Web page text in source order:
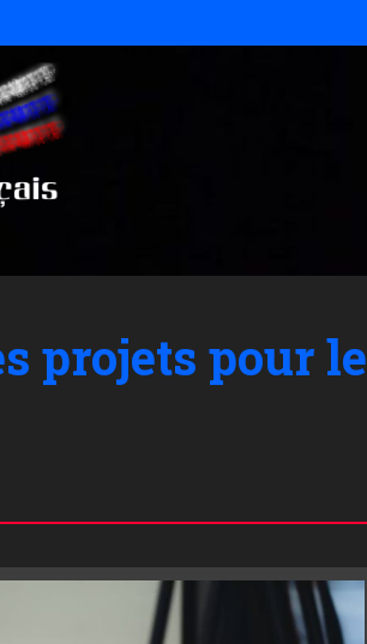
projets pour le